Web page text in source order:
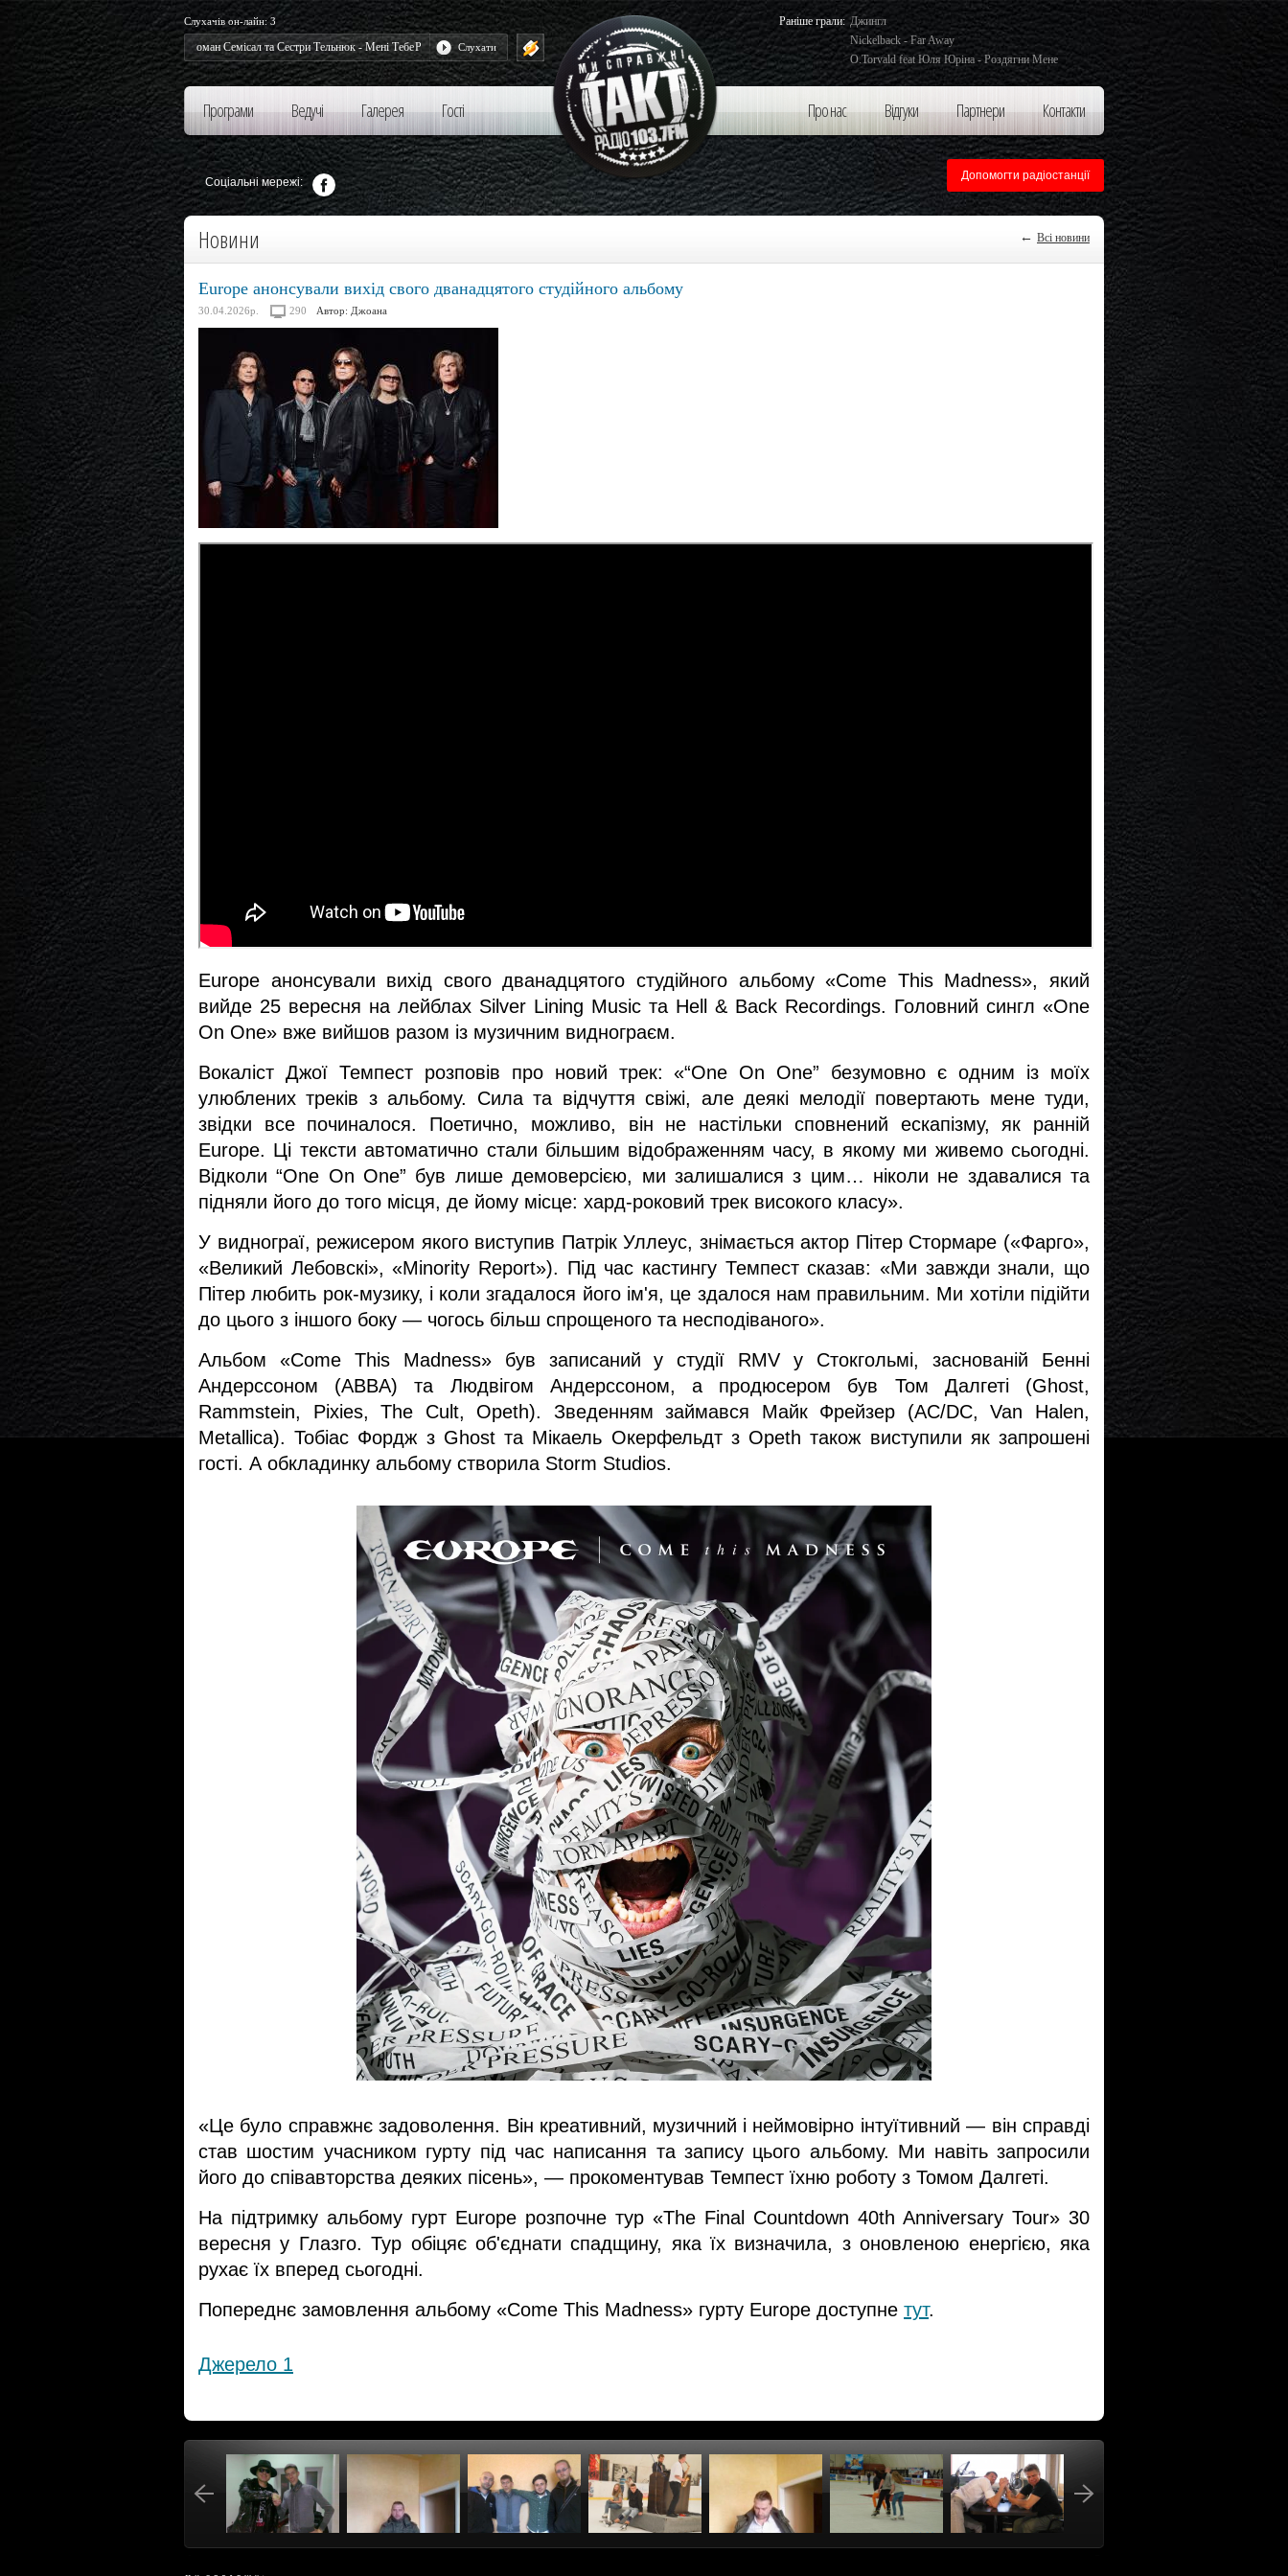
Слухачів он-лайн:3
Роман Семісал та Сестри Тельнюк - Мені Тебе
Не Вистачає
Роман Семісал та Сестри Тельнюк - Мені Тебе
Не Вистачає
Слухати
Джингл
Nickelback - Far Away
O.Torvald feat Юля Юріна - Роздягни Мене
Раніше грали:
Програми Ведучі Галерея Гості Контакти
Партнери
Відгуки
Про нас
Допомогти радіостанції
Соціальні мережі:
Новини ← Всі новини
Europe анонсували вихід свого дванадцятого студійного альбому
30.04.2026р. 290 Автор: Джоана
Europe анонсували вихід свого дванадцятого студійного альбому «Come This Madness», який
вийде 25 вересня на лейблах Silver Lining Music та Hell & Back Recordings. Головний сингл «One
On One» вже вийшов разом із музичним виднограєм.
Вокаліст Джої Темпест розповів про новий трек: «“One On One” безумовно є одним із моїх
улюблених треків з альбому. Сила та відчуття свіжі, але деякі мелодії повертають мене туди,
звідки все починалося. Поетично, можливо, він не настільки сповнений ескапізму, як ранній
Europe. Ці тексти автоматично стали більшим відображенням часу, в якому ми живемо сьогодні.
Відколи “One On One” був лише демоверсією, ми залишалися з цим… ніколи не здавалися та
підняли його до того місця, де йому місце: хард-роковий трек високого класу».
У виднограї, режисером якого виступив Патрік Уллеус, знімається актор Пітер Стормаре («Фарго»,
«Великий Лебовскі», «Minority Report»). Під час кастингу Темпест сказав: «Ми завжди знали, що
Пітер любить рок-музику, і коли згадалося його ім'я, це здалося нам правильним. Ми хотіли підійти
до цього з іншого боку — чогось більш спрощеного та несподіваного».
Альбом «Come This Madness» був записаний у студії RMV у Стокгольмі, заснованій Бенні
Андерссоном (ABBA) та Людвігом Андерссоном, а продюсером був Том Далгеті (Ghost,
Rammstein, Pixies, The Cult, Opeth). Зведенням займався Майк Фрейзер (AC/DC, Van Halen,
Metallica). Тобіас Фордж з Ghost та Мікаель Окерфельдт з Opeth також виступили як запрошені
гості. А обкладинку альбому створила Storm Studios.
«Це було справжнє задоволення. Він креативний, музичний і неймовірно інтуїтивний — він справді
став шостим учасником гурту під час написання та запису цього альбому. Ми навіть запросили
його до співавторства деяких пісень», — прокоментував Темпест їхню роботу з Томом Далгеті.
На підтримку альбому гурт Europe розпочне тур «The Final Countdown 40th Anniversary Tour» 30
вересня у Глазго. Тур обіцяє об'єднати спадщину, яка їх визначила, з оновленою енергією, яка
рухає їх вперед сьогодні.
Попереднє замовлення альбому «Come This Madness» гурту Europe доступне тут.
Джерело 1